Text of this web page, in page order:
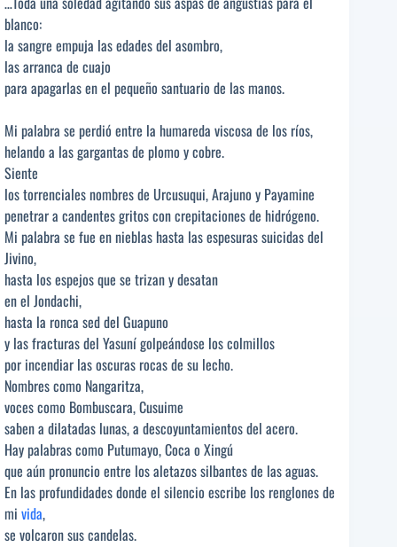
blanco:
la sangre empuja las edades del asombro,
las arranca de cuajo
para apagarlas en el pequeño santuario de las manos.
Mi palabra se perdió entre la humareda viscosa de los ríos,
helando a las gargantas de plomo y cobre.
Siente
los torrenciales nombres de Urcusuqui, Arajuno y Payamine
penetrar a candentes gritos con crepitaciones de hidrógeno.
Mi palabra se fue en nieblas hasta las espesuras suicidas del
Jivino,
hasta los espejos que se trizan y desatan
en el Jondachi,
hasta la ronca sed del Guapuno
y las fracturas del Yasuní golpeándose los colmillos
por incendiar las oscuras rocas de su lecho.
Nombres como Nangaritza,
voces como Bombuscara, Cusuime
saben a dilatadas lunas, a descoyuntamientos del acero.
Hay palabras como Putumayo, Coca o Xingú
que aún pronuncio entre los aletazos silbantes de las aguas.
En las profundidades donde el silencio escribe los renglones de
mi vida,
se volcaron sus candelas.